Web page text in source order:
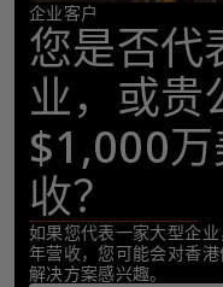
企业客户
您是否代
业，或贵
$1,000
收？
如果您代表一家大型企
年营收，您可能会对香
解决方案感兴趣。